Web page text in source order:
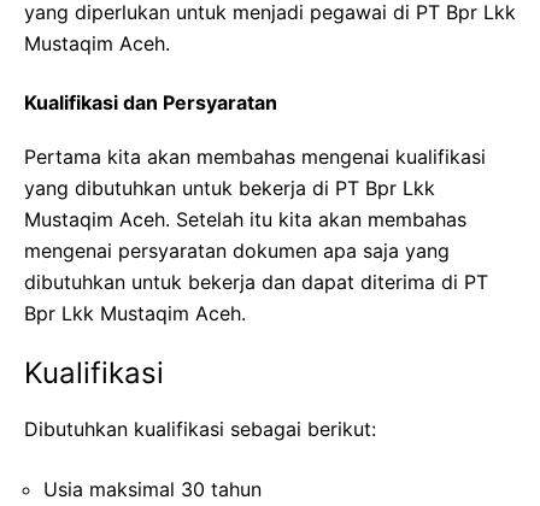
yang diperlukan untuk menjadi pegawai di PT Bpr Lkk
Mustaqim Aceh.
Kualifikasi dan Persyaratan
Pertama kita akan membahas mengenai kualifikasi
yang dibutuhkan untuk bekerja di PT Bpr Lkk
Mustaqim Aceh. Setelah itu kita akan membahas
mengenai persyaratan dokumen apa saja yang
dibutuhkan untuk bekerja dan dapat diterima di PT
Bpr Lkk Mustaqim Aceh.
Kualifikasi
Dibutuhkan kualifikasi sebagai berikut:
Usia maksimal 30 tahun